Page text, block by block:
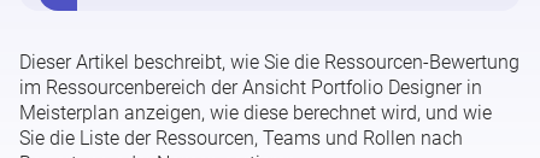
Kapazitätsänderungen von Rollen
Dieser Artikel beschreibt, wie Sie die Ressourcen-Bewertung
im Ressourcenbereich der Ansicht Portfolio Designerin
Meisterplan anzeigen, wie diese berechnet wird, und wie
Sie die Liste der Ressourcen, Teams und Rollen nach